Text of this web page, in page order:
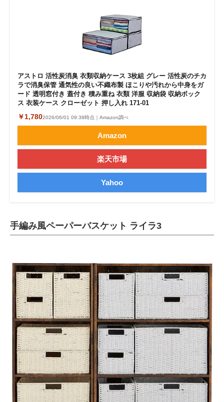
アストロ 活性炭消臭 衣類収納ケース 3枚組 グレー 活性炭のチカ
ラで消臭保管 通気性の良い不織布製 ほこりや汚れから中身をガ
ード 透明窓付き 蓋付き 積み重ね 衣類 洋服 収納袋 収納ボック
ス 衣装ケース クローゼット 押し入れ 171-01
￥1,7802026/06/01 09:38時点｜Amazon調べ
Amazon
楽天市場
Yahoo
手編み風ペーパーバスケット ライラ3